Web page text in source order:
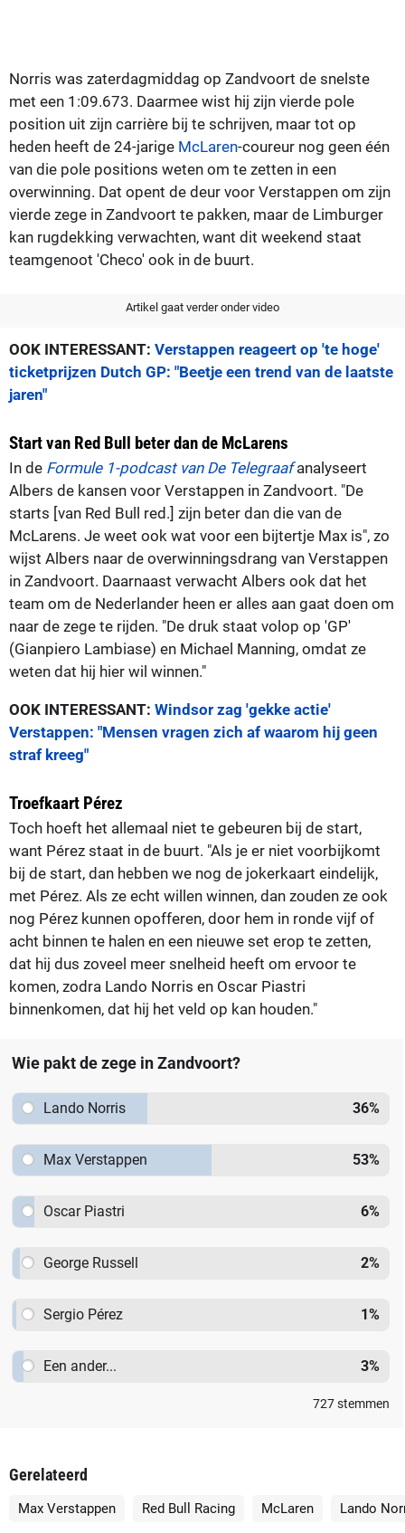
Norris was zaterdagmiddag op Zandvoort de snelste
met een 1:09.673. Daarmee wist hij zijn vierde pole
position uit zijn carrière bij te schrijven, maar tot op
heden heeft de 24-jarige McLaren-coureur nog geen één
van die pole positions weten om te zetten in een
overwinning. Dat opent de deur voor Verstappen om zijn
vierde zege in Zandvoort te pakken, maar de Limburger
kan rugdekking verwachten, want dit weekend staat
teamgenoot 'Checo' ook in de buurt.
Artikel gaat verder onder video
OOK INTERESSANT: Verstappen reageert op 'te hoge'
ticketprijzen Dutch GP: "Beetje een trend van de laatste
jaren"
Start van Red Bull beter dan de McLarens
In de Formule 1-podcast van De Telegraafanalyseert
Albers de kansen voor Verstappen in Zandvoort. "De
starts [van Red Bull red.] zijn beter dan die van de
McLarens. Je weet ook wat voor een bijtertje Max is", zo
wijst Albers naar de overwinningsdrang van Verstappen
in Zandvoort. Daarnaast verwacht Albers ook dat het
team om de Nederlander heen er alles aan gaat doen om
naar de zege te rijden. "De druk staat volop op 'GP'
(Gianpiero Lambiase) en Michael Manning, omdat ze
weten dat hij hier wil winnen."
OOK INTERESSANT: Windsor zag 'gekke actie'
Verstappen: "Mensen vragen zich af waarom hij geen
straf kreeg"
Troefkaart Pérez
Toch hoeft het allemaal niet te gebeuren bij de start,
want Pérez staat in de buurt. "Als je er niet voorbijkomt
bij de start, dan hebben we nog de jokerkaart eindelijk,
met Pérez. Als ze echt willen winnen, dan zouden ze ook
nog Pérez kunnen opofferen, door hem in ronde vijf of
acht binnen te halen en een nieuwe set erop te zetten,
dat hij dus zoveel meer snelheid heeft om ervoor te
komen, zodra Lando Norris en Oscar Piastri
binnenkomen, dat hij het veld op kan houden."
Wie pakt de zege in Zandvoort?
Lando Norris 36%
Max Verstappen 53%
Oscar Piastri 6%
George Russell 2%
Sergio Pérez 1%
Een ander... 3%
727stemmen
Gerelateerd
Max Verstappen Red Bull Racing McLaren Lando